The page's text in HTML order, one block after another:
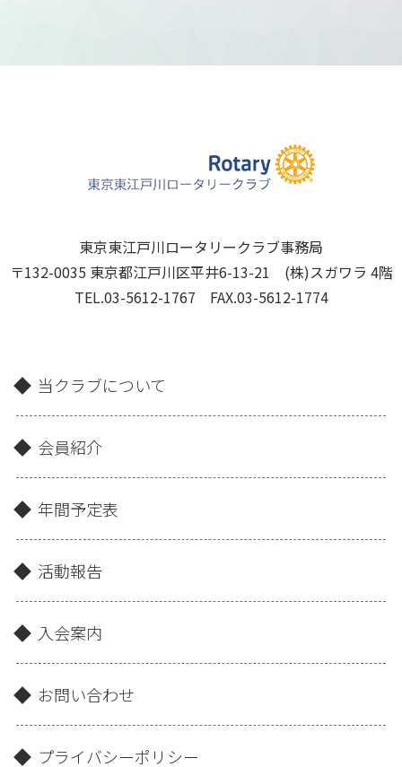
東京東江戸川ロータリークラブ事務局
〒132-0035 東京都江戸川区平井6-13-21 (株)スガワラ 4階
TEL.03-5612-1767 FAX.03-5612-1774
当クラブについて
会員紹介
年間予定表
活動報告
入会案内
お問い合わせ
プライバシーポリシー